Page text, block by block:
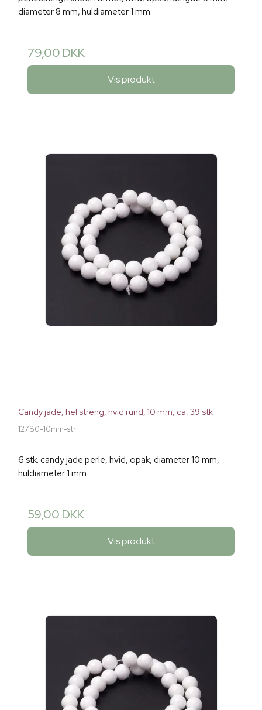
diameter 8 mm, huldiameter 1 mm.
79,00 DKK
Vis produkt
Candy jade, hel streng, hvid rund, 10 mm, ca. 39 stk
12780-10mm-str
6 stk. candy jade perle, hvid, opak, diameter 10 mm,
huldiameter 1 mm.
59,00 DKK
Vis produkt